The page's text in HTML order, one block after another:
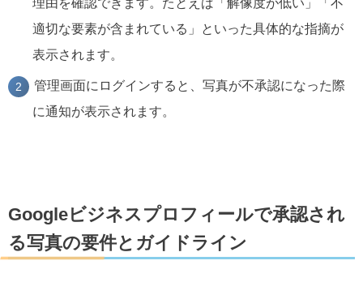
理由を確認できます。たとえば「解像度が低い」「不
適切な要素が含まれている」といった具体的な指摘が
表示されます。
管理画面にログインすると、写真が不承認になった際
に通知が表示されます。
Googleビジネスプロフィールで承認され
る写真の要件とガイドライン